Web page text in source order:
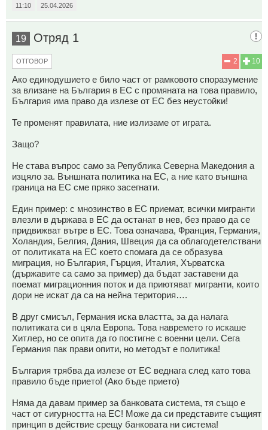
11:10 25.04.2026
19 Отряд 1
10
2
ОТГОВОР
Ако единодушието е било част от рамковото споразумение
за влизане на България в ЕС с промяната на това правило,
България има право да излезе от ЕС без неустойки!
Те променят правилата, ние излизаме от играта.
Защо?
Не става въпрос само за Република Северна Македония а
изцяло за. Външната политика на ЕС, а ние като външна
граница на ЕС сме пряко засегнати.
Един пример: с мнозинство в ЕС приемат, всички мигранти
влезли в държава в ЕС да останат в нев, без право да се
придвижват вътре в ЕС. Това означава, Франция, Германия,
Холандия, Белгия, Дания, Швеция да са облагодетелствани
от политиката на ЕС което спомага да се образува
миграция, но България, Гърция, Италия, Хърватска
(държавите са само за пример) да бъдат заставени да
поемат миграционния поток и да приютяват мигранти, които
дори не искат да са на нейна територия….
В друг смисъл, Германия иска властта, за да налага
политиката си в цяла Европа. Това навремето го искаше
Хитлер, но се опита да го постигне с военни цели. Сега
Германия пак прави опити, но методът е политика!
България трябва да излезе от ЕС веднага след като това
правило бъде прието! (Ако бъде прието)
Няма да давам пример за банковата система, тя също е
част от сигурността на ЕС! Може да си представите същият
принцип в действие срещу банковата ни система!